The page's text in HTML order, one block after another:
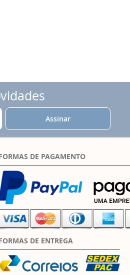
Assinar
DE PAGAMENTO
DE ENTREGA